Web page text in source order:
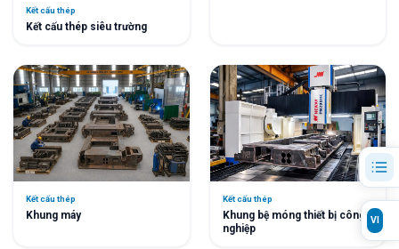
Kết cấu thép
Kết cấu thép siêu trường
Kết cấu thép
Khung máy
Kết cấu thép
Khung bệ móng thiết bị công
nghiệp
VI